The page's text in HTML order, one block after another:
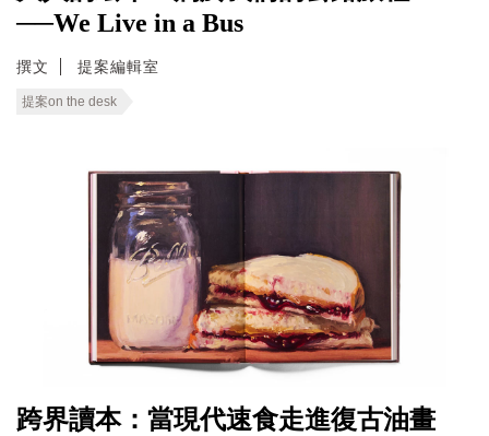
──We Live in a Bus
撰文 提案編輯室
提案on the desk
跨界讀本：當現代速食走進復古油畫